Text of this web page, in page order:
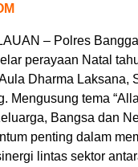
– Polres
perayaan Natal
Dharma Laksana,
Mengusung tema
Bangsa dan
penting dalam
lintas sektor